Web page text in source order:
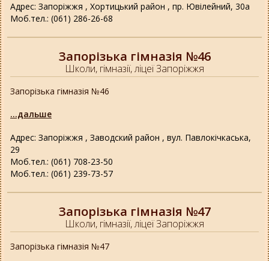
Адрес: Запоріжжя , Хортицький район , пр. Ювілейний, 30а
Моб.тел.: (061) 286-26-68
Запорізька гімназія №46
Школи, гімназії, ліцеї Запоріжжя
Адрес: Запоріжжя , Заводский район , вул. Павлокічкаська,
29
Моб.тел.: (061) 708-23-50
Моб.тел.: (061) 239-73-57
Запорізька гімназія №46
...дальше
Запорізька гімназія №47
Школи, гімназії, ліцеї Запоріжжя
Запорізька гімназія №47